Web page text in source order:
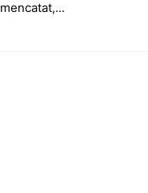
mencatat,...